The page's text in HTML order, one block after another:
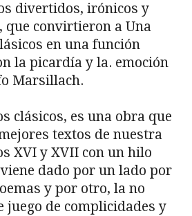
divertidos, irónicos y
que convirtieron a Una
en una función
la picardía y la. emoción
Marsillach.
clásicos, es una obra que
textos de nuestra
XVI y XVII con un hilo
dado por un lado por
y por otro, la no
juego de complicidades y